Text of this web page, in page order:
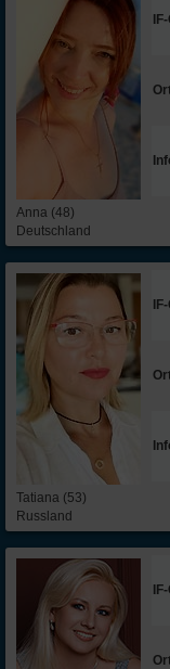
Anna (48)
Deutschland
Tatiana (53)
Russland